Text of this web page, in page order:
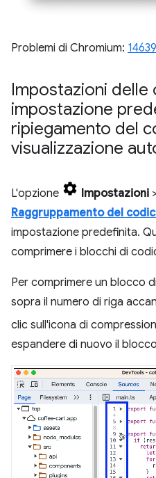
Problemi di Chromium:
Impostazioni delle
impostazione
ripiegamento del
visualizzazione
L'opzione Impostazioni >
Raggruppamento del
impostazione predefinita.
comprimere i blocchi di
Per comprimere un blocco
sopra il numero di riga
clic sull'icona di
espandere di nuovo il